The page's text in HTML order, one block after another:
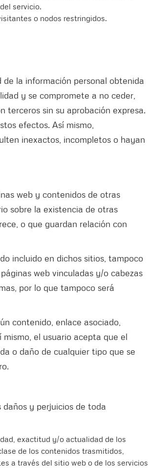
servicio.
o nodos restringidos.
la información personal obtenida
y se compromete a no ceder,
terceros sin su aprobación expresa.
efectos. Así mismo,
inexactos, incompletos o hayan
web y contenidos de otras
sobre la existencia de otras
o que guardan relación con
incluido en dichos sitios, tampoco
web vinculadas y/o cabezas
por lo que tampoco será
contenido, enlace asociado,
el usuario acepta que el
o daño de cualquier tipo que se
y perjuicios de toda
exactitud y/o actualidad de los
de los contenidos trasmitidos,
a través del sitio web o de los servicios